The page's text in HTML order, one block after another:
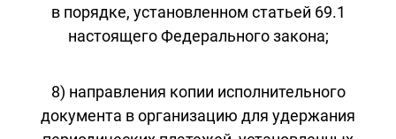
в порядке, установленном статьей 69.1
настоящего Федерального закона;
8) направления копии исполнительного
документа в организацию для удержания